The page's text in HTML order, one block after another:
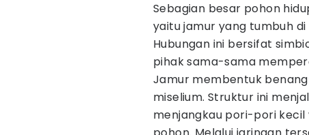
Sebagian besar pohon
yaitu jamur yang tumbuh
Hubungan ini bersifat
pihak sama-sama
Jamur membentuk
miselium. Struktur ini
menjangkau pori-pori